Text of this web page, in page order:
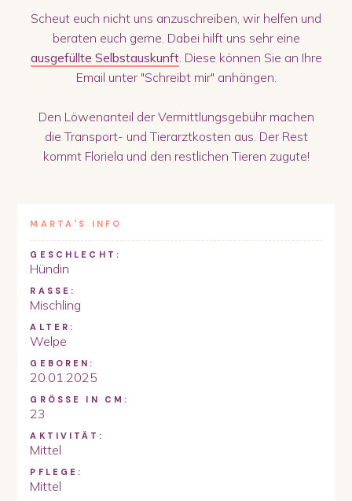
Scheut euch nicht uns anzuschreiben, wir helfen und
beraten euch gerne. Dabei hilft uns sehr eine
ausgefüllte Selbstauskunft. Diese können Sie an Ihre
Email unter "Schreibt mir" anhängen.
Den Löwenanteil der Vermittlungsgebühr machen
die Transport- und Tierarztkosten aus. Der Rest
kommt Floriela und den restlichen Tieren zugute!
MARTA 'S INFO
GESCHLECHT:
Hündin
RASSE:
Mischling
ALTER:
Welpe
GEBOREN:
20.01.2025
GRÖSSE IN CM:
23
AKTIVITÄT:
Mittel
PFLEGE:
Mittel